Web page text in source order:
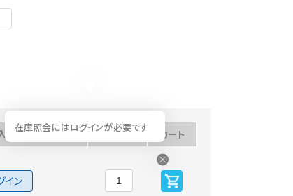
荷予定日
在庫照会にはログインが必要です
数量 カート
イン